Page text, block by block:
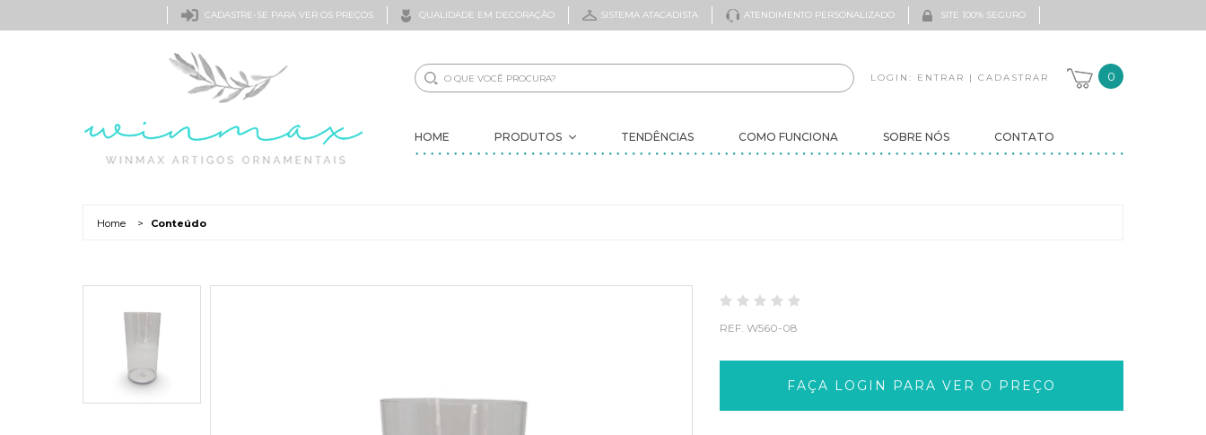
CADASTRE-SE PARA VER OS PREÇOS QUALIDADE EM DECORAÇÃO SISTEMA ATACADISTA ATENDIMENTO PERSONALIZADO SITE 100% SEGURO
0
LOGIN: ENTRAR | CADASTRAR
HOME PRODUTOS
LUMINÁRIAS
TENDÊNCIAS COMO FUNCIONA SOBRE NÓS CONTATO
Home > Conteúdo
REF. W560-08